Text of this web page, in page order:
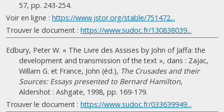
57, pp. 243-254.
Voir en ligne : https://www.jstor.org/stable/751472...
Trouver le document : https://www.sudoc.fr/130838039...
Edbury, Peter W. « The Livre des Assises by John of Jaffa: the
development and transmission of the text », dans : Zajac,
Willam G. et France, John (éd.), The Crusades and their
Sources: Essays presented to Bernard Hamilton,
Aldershot : Ashgate, 1998, pp. 169-179.
Trouver le document : https://www.sudoc.fr/033639949...